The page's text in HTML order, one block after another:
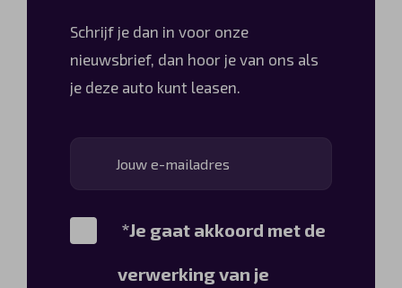
Schrijf je dan in voor onze
nieuwsbrief, dan hoor je van ons als
je deze auto kunt leasen.
*Je gaat akkoord met de
verwerking van je